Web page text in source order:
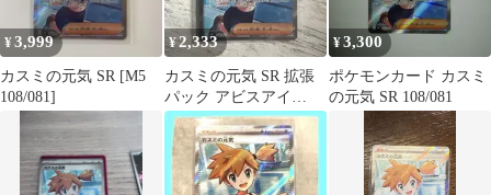
¥3,999
カスミの元気 SR [M5
108/081]
¥2,333
カスミの元気 SR 拡張
パック アビスアイ
108/081
¥3,300
ポケモンカード カスミ
の元気 SR 108/081